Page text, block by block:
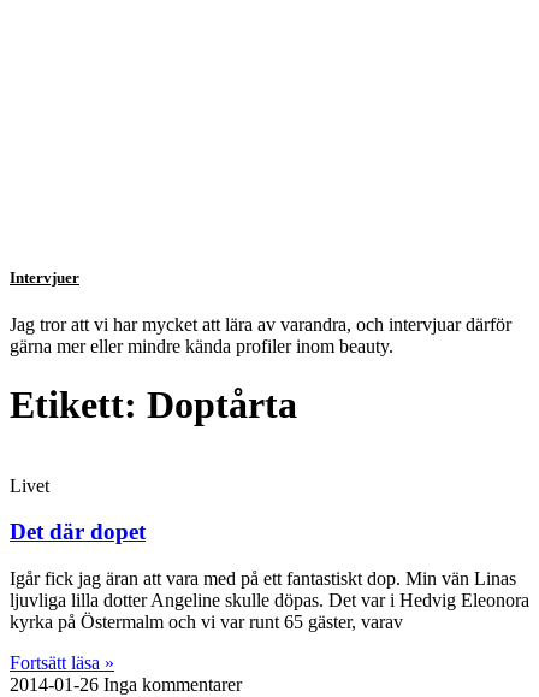
Intervjuer
Jag tror att vi har mycket att lära av varandra, och intervjuar därför
gärna mer eller mindre kända profiler inom beauty.
Etikett: Doptårta
Livet
Det där dopet
Igår fick jag äran att vara med på ett fantastiskt dop. Min vän Linas
ljuvliga lilla dotter Angeline skulle döpas. Det var i Hedvig Eleonora
kyrka på Östermalm och vi var runt 65 gäster, varav
Fortsätt läsa »
2014-01-26 Inga kommentarer